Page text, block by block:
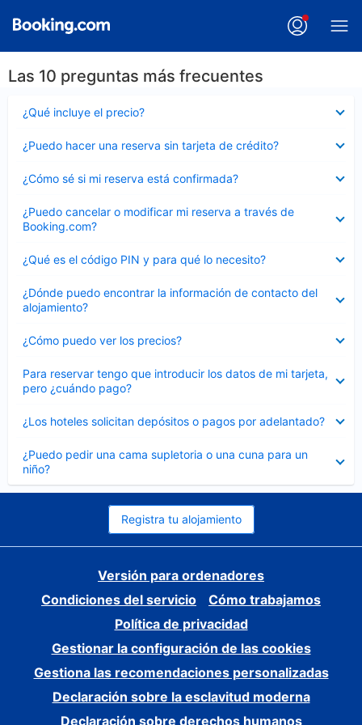
Las 10 preguntas más frecuentes
¿Qué incluye el precio?
cerrado
¿Puedo hacer una reserva sin tarjeta de crédito?
cerrado
¿Cómo sé si mi reserva está confirmada?
cerrado
¿Puedo cancelar o modificar mi reserva a través de
Booking.com?
cerrado
¿Qué es el código PIN y para qué lo necesito?
cerrado
¿Dónde puedo encontrar la información de contacto del
alojamiento?
cerrado
¿Cómo puedo ver los precios?
cerrado
Para reservar tengo que introducir los datos de mi tarjeta,
pero ¿cuándo pago?
cerrado
¿Los hoteles solicitan depósitos o pagos por adelantado?
cerrado
¿Puedo pedir una cama supletoria o una cuna para un
niño?
cerrado
Registra tu alojamiento
Versión para ordenadores
Condiciones del servicio
Cómo trabajamos
Política de privacidad
Gestionar la configuración de las cookies
Gestiona las recomendaciones personalizadas
Declaración sobre la esclavitud moderna
Declaración sobre derechos humanos